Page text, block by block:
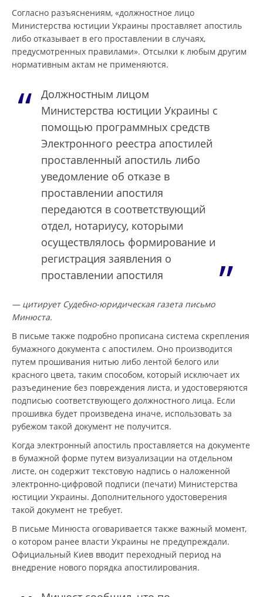
Согласно разъяснениям, «должностное лицо
Министерства юстиции Украины проставляет апостиль
либо отказывает в его проставлении в случаях,
предусмотренных правилами». Отсылки к любым другим
нормативным актам не применяются.
Должностным лицом
Министерства юстиции Украины с
помощью программных средств
Электронного реестра апостилей
проставленный апостиль либо
уведомление об отказе в
проставлении апостиля
передаются в соответствующий
отдел, нотариусу, которыми
осуществлялось формирование и
регистрация заявления о
проставлении апостиля
— цитирует Судебно-юридическая газета письмо
Минюста.
В письме также подробно прописана система скрепления
бумажного документа с апостилем. Оно производится
путем прошивания нитью либо лентой белого или
красного цвета, таким способом, который исключает их
разъединение без повреждения листа, и удостоверяются
подписью соответствующего должностного лица. Если
прошивка будет произведена иначе, использовать за
рубежом такой документ не получится.
Когда электронный апостиль проставляется на документе
в бумажной форме путем визуализации на отдельном
листе, он содержит текстовую надпись о наложенной
электронно-цифровой подписи (печати) Министерства
юстиции Украины. Дополнительного удостоверения
такой документ не требует.
В письме Минюста оговаривается также важный момент,
о котором ранее власти Украины не предупреждали.
Официальный Киев вводит переходный период на
внедрение нового порядка апостилирования.